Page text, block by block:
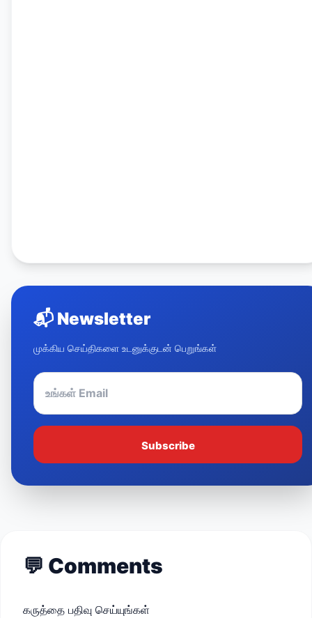
📬 Newsletter
முக்கிய செய்திகளை உடனுக்குடன் பெறுங்கள்
Subscribe
💬 Comments
கருத்தை பதிவு செய்யுங்கள்